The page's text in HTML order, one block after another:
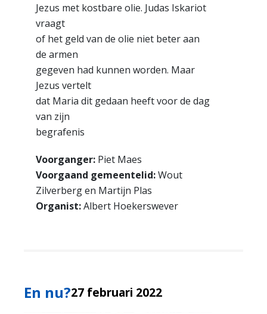
Jezus met kostbare olie. Judas Iskariot
vraagt
of het geld van de olie niet beter aan
de armen
gegeven had kunnen worden. Maar
Jezus vertelt
dat Maria dit gedaan heeft voor de dag
van zijn
begrafenis
Voorganger: Piet Maes
Voorgaand gemeentelid:Wout
Zilverberg en Martijn Plas
Organist:Albert Hoekerswever
En nu?27 februari 2022